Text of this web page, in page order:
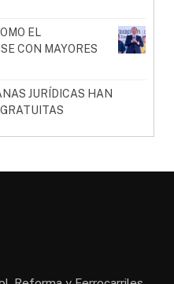
EL
CON MAYORES
JURÍDICAS HAN